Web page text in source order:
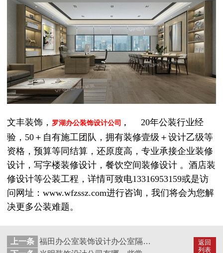
文丰装饰， 罗湖办公装饰设计公司 ，
20年公装行业经
验，50＋自有施工团队，拥有装修壹级＋设计乙级等
资格，预算等同结算，还原度高，专业承接企业装修
设计，写字楼装修设计，餐饮空间装修设计 。酒店装
修设计等公装工程，详情可致电13316953159或是访
问网址：www.wfzssz.com进行咨询，我们将会为您解
决更多公装难题。
返回
列表
上一条
福田办公室装饰设计办公室隔间怎么布局？